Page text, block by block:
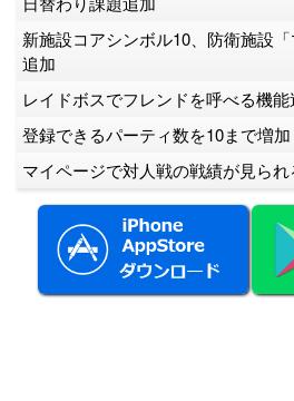
新施設コアシンボル10、防衛施設「
追加
レイドボスでフレンドを呼べる機能
登録できるパーティ数を10まで増加
マイページで対人戦の戦績が見ら